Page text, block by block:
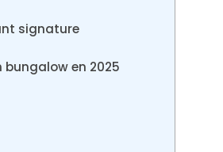
signature
en 2025